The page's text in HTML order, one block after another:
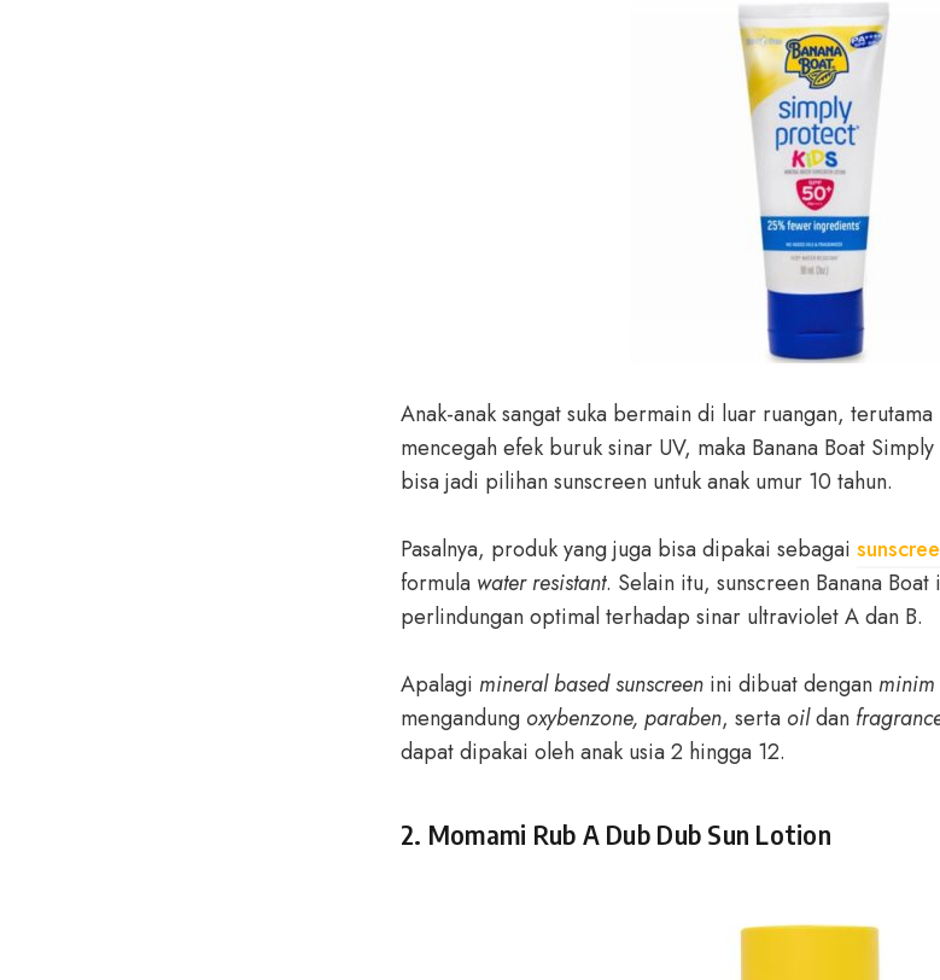
Anak-anak sangat suka bermain di luar ruangan,
mencegah efek buruk sinar UV, maka Banana Boat
bisa jadi pilihan sunscreen untuk anak umur 10 tahun.
Pasalnya, produk yang juga bisa dipakai sebagai
formula water resistant. Selain itu, sunscreen Banana
perlindungan optimal terhadap sinar ultraviolet A dan B.
Apalagi mineral based sunscreen ini dibuat dengan
mengandung oxybenzone, paraben, serta oildan
dapat dipakai oleh anak usia 2 hingga 12.
2. Momami Rub A Dub Dub Sun Lotion